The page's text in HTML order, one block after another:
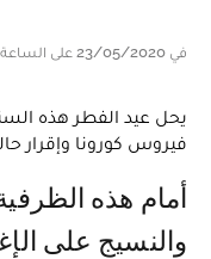
في 23/05/2020 على الساعة 19:00
يحل عيد الفطر هذه
فيروس كورونا وإقرار
والنسيج على